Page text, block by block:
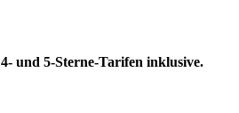
4- und 5-Sterne-Tarifen inklusive.